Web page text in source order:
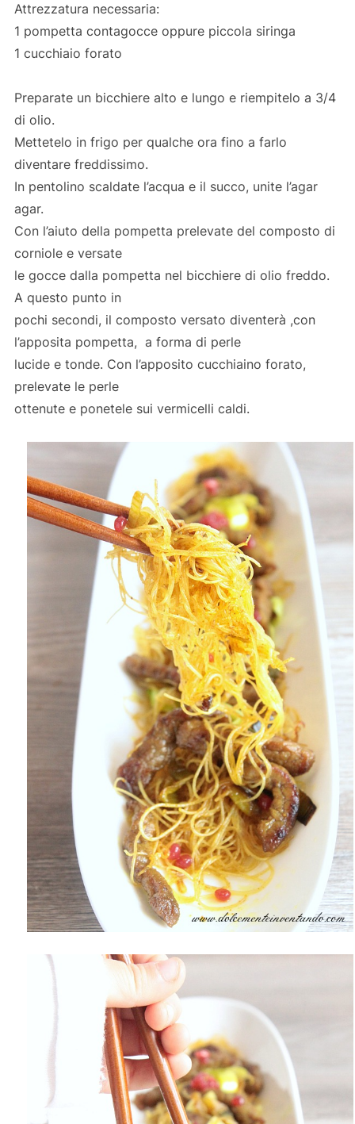
Attrezzatura necessaria:
1 pompetta contagocce oppure piccola siringa
1 cucchiaio forato
Preparate un bicchiere alto e lungo e riempitelo a 3/4
di olio.
Mettetelo in frigo per qualche ora fino a farlo
diventare freddissimo.
In pentolino scaldate l’acqua e il succo, unite l’agar
agar.
Con l’aiuto della pompetta prelevate del composto di
corniole e versate
le gocce dalla pompetta nel bicchiere di olio freddo.
A questo punto in
pochi secondi, il composto versato diventerà ,con
l’apposita pompetta, a forma di perle
lucide e tonde. Con l’apposito cucchiaino forato,
prelevate le perle
ottenute e ponetele sui vermicelli caldi.